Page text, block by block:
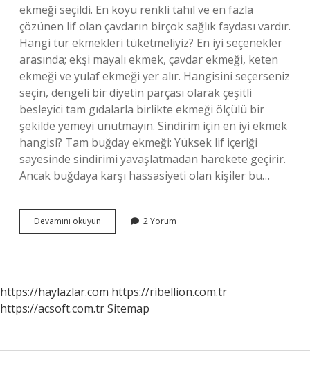
ekmeği seçildi. En koyu renkli tahıl ve en fazla
çözünen lif olan çavdarın birçok sağlık faydası vardır.
Hangi tür ekmekleri tüketmeliyiz? En iyi seçenekler
arasında; ekşi mayalı ekmek, çavdar ekmeği, keten
ekmeği ve yulaf ekmeği yer alır. Hangisini seçerseniz
seçin, dengeli bir diyetin parçası olarak çeşitli
besleyici tam gıdalarla birlikte ekmeği ölçülü bir
şekilde yemeyi unutmayın. Sindirim için en iyi ekmek
hangisi? Tam buğday ekmeği: Yüksek lif içeriği
sayesinde sindirimi yavaşlatmadan harekete geçirir.
Ancak buğdaya karşı hassasiyeti olan kişiler bu…
Devamını okuyun
Ekmeği
2 Yorum
https://haylazlar.com https://ribellion.com.tr
https://acsoft.com.trSitemap